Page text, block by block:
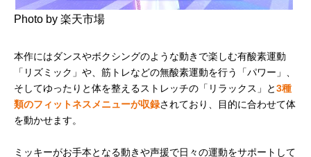
Photo by 楽天市場
本作にはダンスやボクシングのような動きで楽しむ有酸素運動
「リズミック」や、筋トレなどの無酸素運動を行う「パワー」、
そしてゆったりと体を整えるストレッチの「リラックス」と3種
類のフィットネスメニューが収録されており、目的に合わせて体
を動かせます。
ミッキーがお手本となる動きや声援で日々の運動をサポートして